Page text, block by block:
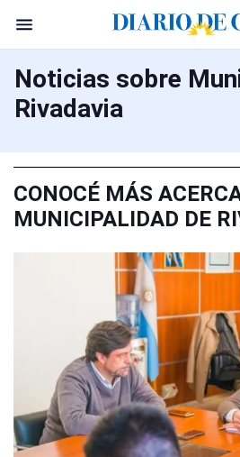
Noticias sobre
Rivadavia
CONOCÉ MÁS
MUNICIPALIDAD DE